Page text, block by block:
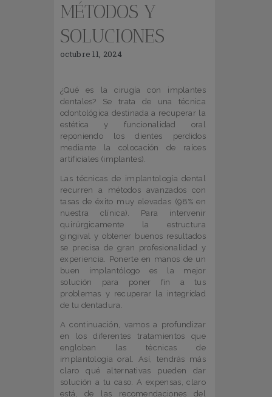
MÉTODOS Y
SOLUCIONES
octubre 11, 2024
¿Qué es la cirugía con implantes
dentales? Se trata de una técnica
odontológica destinada a recuperar la
estética y funcionalidad oral
reponiendo los dientes perdidos
mediante la colocación de raíces
artificiales (implantes).
Las técnicas de implantología dental
recurren a métodos avanzados con
tasas de éxito muy elevadas (98% en
nuestra clínica). Para intervenir
quirúrgicamente la estructura
gingival y obtener buenos resultados
se precisa de gran profesionalidad y
experiencia. Ponerte en manos de un
buen implantólogo es la mejor
solución para poner fin a tus
problemas y recuperar la integridad
de tu dentadura.
A continuación, vamos a profundizar
en los diferentes tratamientos que
engloban las técnicas de
implantología oral. Así, tendrás más
claro qué alternativas pueden dar
solución a tu caso. A expensas, claro
está, de las recomendaciones del